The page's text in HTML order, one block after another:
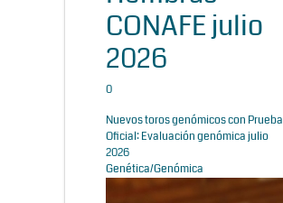
CONAFE julio
2026
0
Nuevos toros genómicos con Prueba
Oficial: Evaluación genómica julio
2026
Genética/Genómica